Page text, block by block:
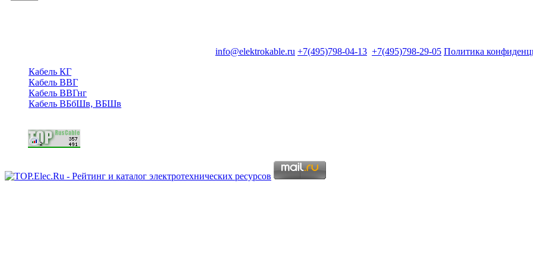
info@elektrokable.ru +7(495)798-04-13 +7(495)798-29-05 Политика
Кабель КГ
Кабель ВВГ
Кабель ВВГнг
Кабель ВБбШв, ВБШв